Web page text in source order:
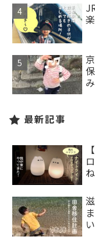
最新記事